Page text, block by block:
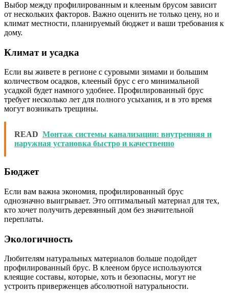
Выбор между профилированным и клееным брусом зависит
от нескольких факторов. Важно оценить не только цену, но и
климат местности, планируемый бюджет и ваши требования к
дому.
Климат и усадка
Если вы живете в регионе с суровыми зимами и большим
количеством осадков, клееный брус с его минимальной
усадкой будет намного удобнее. Профилированный брус
требует несколько лет для полного усыхания, и в это время
могут возникать трещины.
READ Монтаж системы канализации: внутренняя и
наружная установка быстро и качественно
Бюджет
Если вам важна экономия, профилированный брус
однозначно выигрывает. Это оптимальный материал для тех,
кто хочет получить деревянный дом без значительной
переплаты.
Экологичность
Любителям натуральных материалов больше подойдет
профилированный брус. В клееном брусе используются
клеящие составы, которые, хоть и безопасны, могут не
устроить приверженцев абсолютной натуральности.